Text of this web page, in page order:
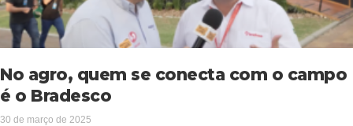
No agro, quem se conecta com o campo
é o Bradesco
30 de março de 2025